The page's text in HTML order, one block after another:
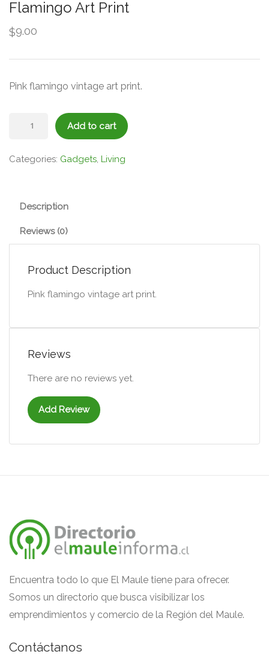
Flamingo Art Print
$9.00
Pink flamingo vintage art print.
Add to cart
Categories: Gadgets, Living
Description
Reviews (0)
Product Description
Pink flamingo vintage art print.
Reviews
There are no reviews yet.
Add Review
Encuentra todo lo que El Maule tiene para ofrecer.
Somos un directorio que busca visibilizar los
emprendimientos y comercio de la Región del Maule.
Contáctanos